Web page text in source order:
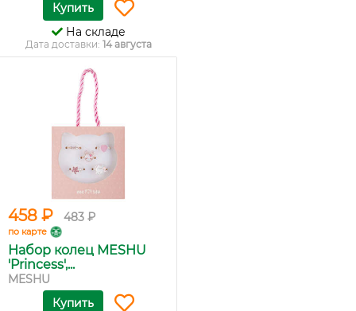
Купить
На складе
Дата доставки: 14 августа
458 ₽ 483 ₽
по карте
Набор колец MESHU
'Princess',...
MESHU
Купить